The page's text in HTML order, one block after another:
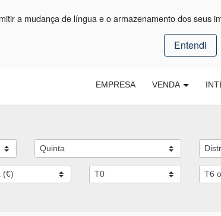
a mudança de língua e o armazenamento dos seus
Entendi
EMPRESA VENDA